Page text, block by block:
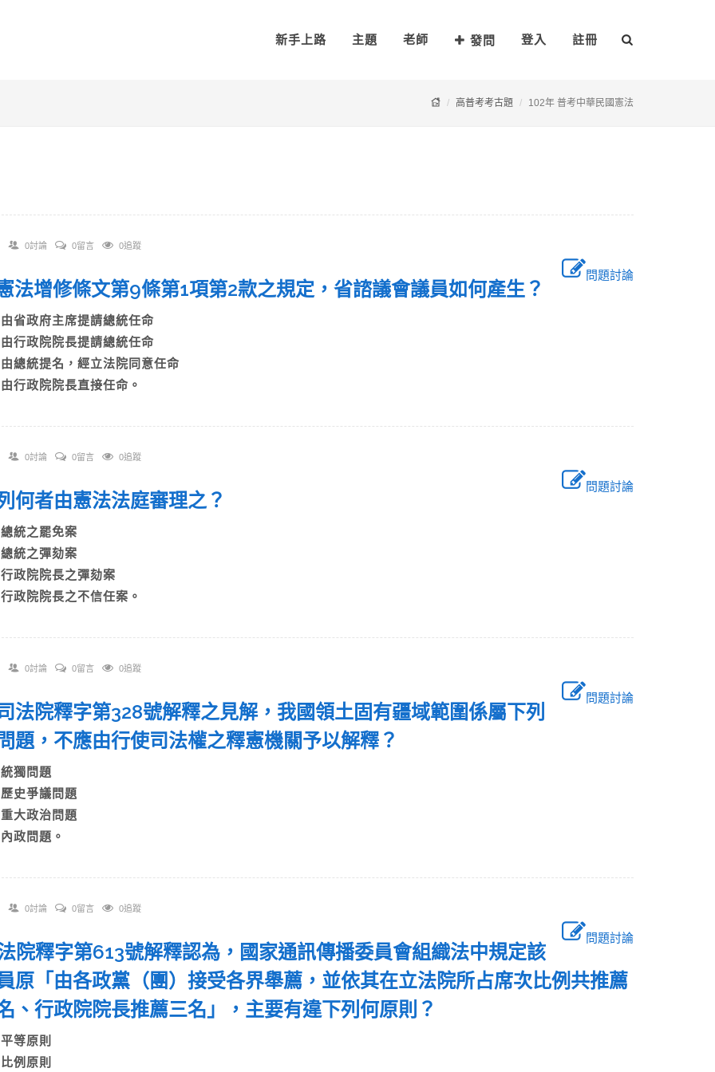
新手上路 主題 老師 發問 登入 註冊
高普考考古題 102年 普考中華民國憲法
0討論 0留言 0追蹤
問題討論
法增修條文第9條第1項第2款之規定，省諮議會議員如何產生？
省政府主席提請總統任命
行政院院長提請總統任命
總統提名，經立法院同意任命
行政院院長直接任命。
0討論 0留言 0追蹤
問題討論
何者由憲法法庭審理之？
統之罷免案
統之彈劾案
政院院長之彈劾案
政院院長之不信任案。
0討論 0留言 0追蹤
問題討論
法院釋字第328號解釋之見解，我國領土固有疆域範圍係屬下列
題，不應由行使司法權之釋憲機關予以解釋？
獨問題
史爭議問題
大政治問題
政問題。
0討論 0留言 0追蹤
問題討論
院釋字第613號解釋認為，國家通訊傳播委員會組織法中規定該
原「由各政黨（團）接受各界舉薦，並依其在立法院所占席次比例共推薦
、行政院院長推薦三名」，主要有違下列何原則？
等原則
例原則